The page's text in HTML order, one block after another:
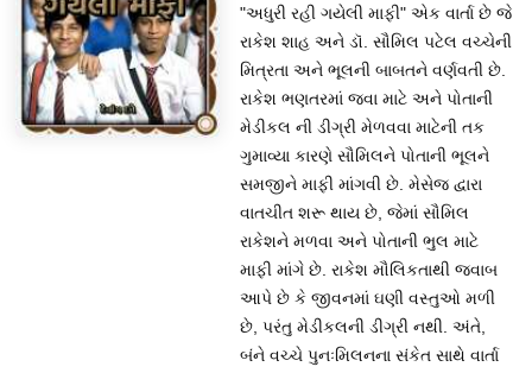
"અધુરી રહી ગયેલી માફી" એક વાર્તા છે જે
રાકેશ શાહ અને ડૉ. સૌમિલ પટેલ વચ્ચેની
મિત્રતા અને ભૂલની બાબતને વર્ણવતી છે.
રાકેશ ભણતરમાં જવા માટે અને પોતાની
મેડીકલ ની ડીગ્રી મેળવવા માટેની તક
ગુમાવ્યા કારણે સૌમિલને પોતાની ભૂલને
સમજીને માફી માંગવી છે. મેસેજ દ્વારા
વાતચીત શરૂ થાય છે, જેમાં સૌમિલ
રાકેશને મળવા અને પોતાની ભુલ માટે
માફી માંગે છે. રાકેશ મૌલિકતાથી જવાબ
આપે છે કે જીવનમાં ઘણી વસ્તુઓ મળી
છે, પરંતુ મેડીકલની ડીગ્રી નથી. અંતે,
બંને વચ્ચે પુનઃમિલનના સંકેત સાથે વાર્તા